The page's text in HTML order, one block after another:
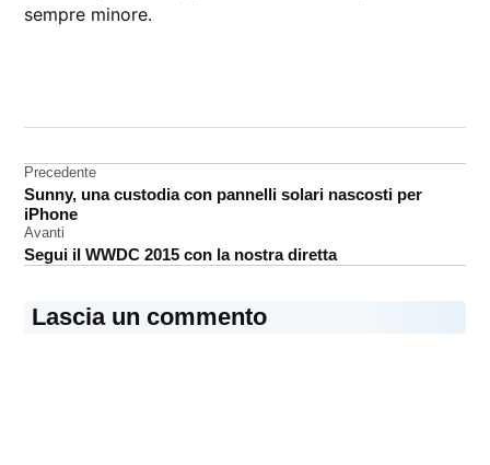
sempre minore.
Rumors
streaming
Navigazione
articoli
Precedente
Sunny, una custodia con pannelli solari nascosti per
iPhone
Avanti
Segui il WWDC 2015 con la nostra diretta
Lascia un commento